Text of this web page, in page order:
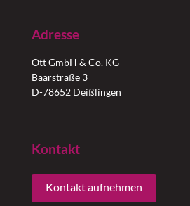
Adresse
Ott GmbH & Co. KG
Baarstraße 3
D-78652 Deißlingen
Kontakt
Kontakt aufnehmen